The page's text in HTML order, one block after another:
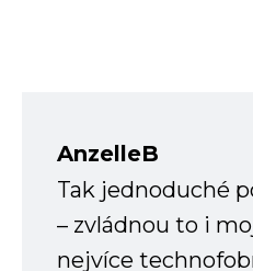
AnzelleB
Tak jednoduché
– zvládnou to i
nejvíce